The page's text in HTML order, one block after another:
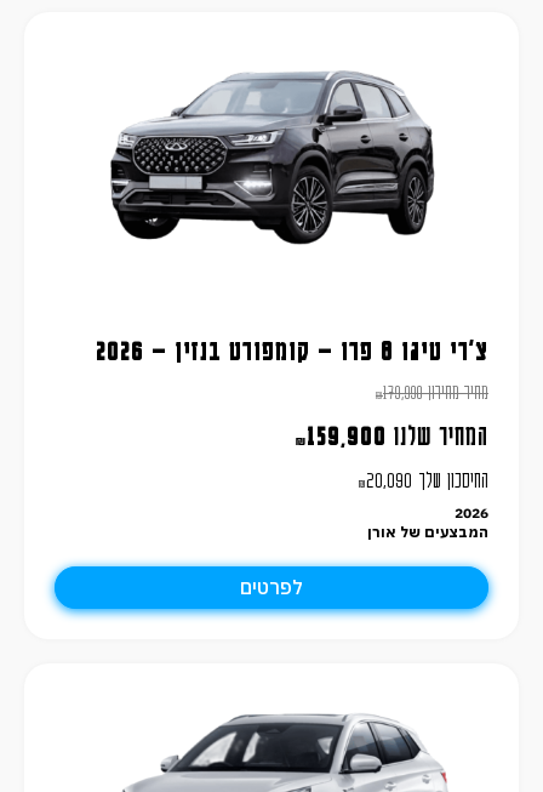
צ'רי טיגו 8 פרו – קומפורט בנזין – 2026
מחיר מחירון ₪179,990
המחיר שלנו ₪159,900
החיסכון שלך ₪20,090
2026
המבצעים של אורן
לפרטים